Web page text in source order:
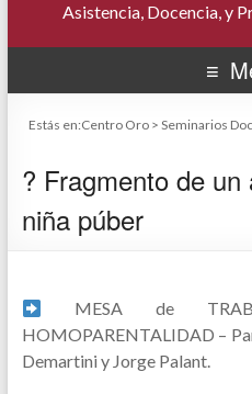
Asistencia, Docencia, y
Estás en:Centro Oro >Seminarios
? Fragmento de
niña púber
MESA de
HOMOPARENTALIDAD –
Demartini y Jorge Palant.